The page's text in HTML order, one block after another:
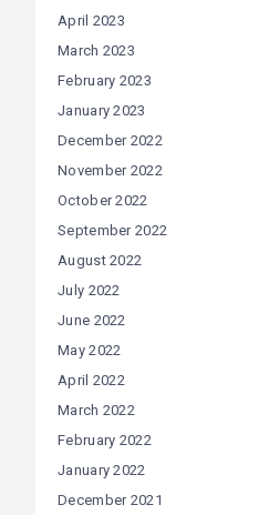
April 2023
March 2023
February 2023
January 2023
December 2022
November 2022
October 2022
September 2022
August 2022
July 2022
June 2022
May 2022
April 2022
March 2022
February 2022
January 2022
December 2021